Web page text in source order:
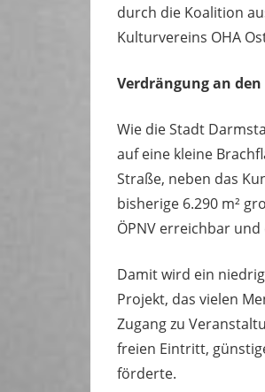
durch die Koalition
Kulturvereins OHA
Verdrängung an
Wie die Stadt
auf eine kleine
Straße, neben das
bisherige 6.290 m²
ÖPNV erreichbar
Damit wird ein
Projekt, das vielen
Zugang zu
freien Eintritt,
förderte.